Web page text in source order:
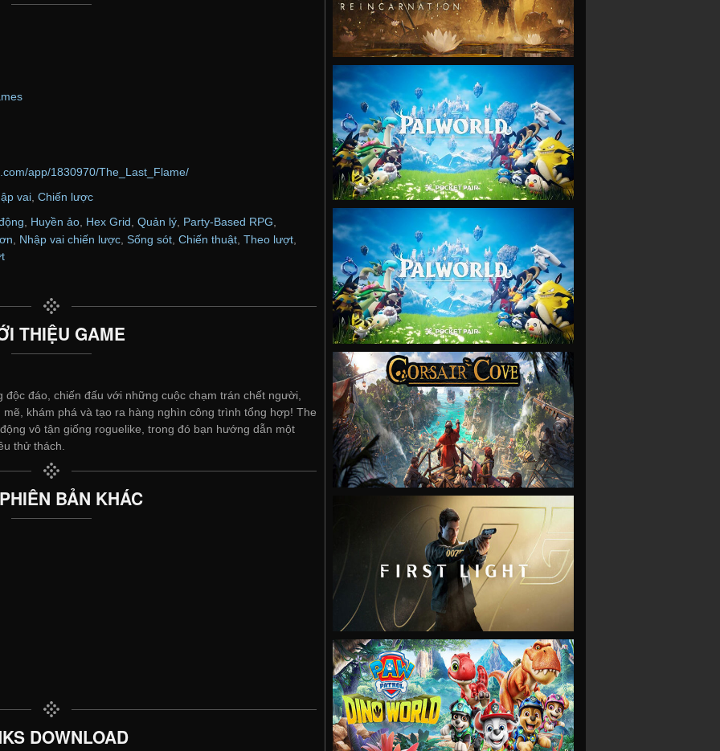
app/1830970/The_Last_Flame/
vai Chiến lược
, Huyền ảo, Hex Grid, Quản lý, Party-Based RPG,
Nhập vai chiến lược Sống sót Chiến thuật Theo lượt
THIỆU GAME
đáo, chiến đấu với những cuộc chạm trán chết người,
khám phá và tạo ra hàng nghìn công trình tổng hợp! The
vô tận giống roguelike, trong đó bạn hướng dẫn một
thử thách.
BẢN KHÁC
DOWNLOAD
VIEW
VIEW
VIEW
VIEW
VIEW